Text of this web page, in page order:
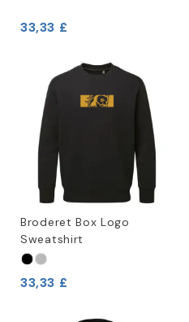
33,33 £
Broderet Box Logo
Sweatshirt
33,33 £